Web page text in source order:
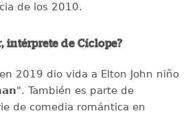
de los 2010.
intérprete de Cíclope?
2019 dio vida a Elton John niño
". También es parte de
de comedia romántica en